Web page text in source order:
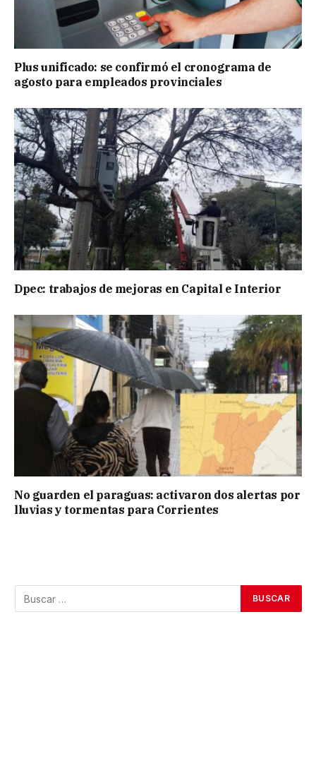
Plus unificado: se confirmó el cronograma de
agosto para empleados provinciales
Dpec: trabajos de mejoras en Capital e Interior
No guarden el paraguas: activaron dos alertas por
lluvias y tormentas para Corrientes